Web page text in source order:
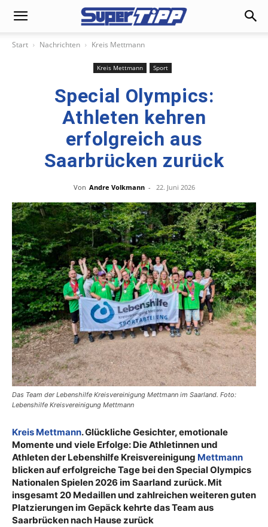
Start Nachrichten Kreis Mettmann
Kreis Mettmann Sport
Special Olympics:
Athleten kehren
erfolgreich aus
Saarbrücken zurück
Von Andre Volkmann - 22. Juni 2026
Das Team der Lebenshilfe Kreisvereinigung Mettmann im Saarland. Foto:
Lebenshilfe Kreisvereinigung Mettmann
Kreis Mettmann. Glückliche Gesichter, emotionale
Momente und viele Erfolge: Die Athletinnen und
Athleten der Lebenshilfe Kreisvereinigung Mettmann
blicken auf erfolgreiche Tage bei den Special Olympics
Nationalen Spielen 2026 im Saarland zurück. Mit
insgesamt 20 Medaillen und zahlreichen weiteren guten
Platzierungen im Gepäck kehrte das Team aus
Saarbrücken nach Hause zurück